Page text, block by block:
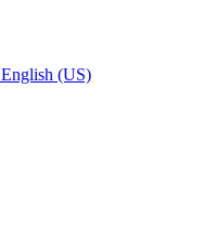
English (US)